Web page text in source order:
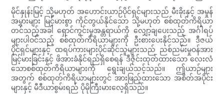
မိုင်နှုန်းမြင့် သို့မဟုတ် အဟောင်းယာဉ်ပိုင်ရှင်များသည် မီးခိုးနှင့် အမှုန်
အမွှားများ မြင့်မားစွာ ကိုင်တွယ်နိုင်သော သို့မဟုတ် စစ်ထုတ်ကိရိယာ
တင်သည့်အခါ ရှောင်ကွင်းမှုအန္တရာယ်ကို လျှော့ချပေးသည့် အင်္ဂါရပ်
များပါဝင်သည့် စစ်ထုတ်ကိရိယာများကို ဦးစားပေးနိုင်သည်။ ဒီဇယ်
ပိုင်ရှင်များနှင့် ထရပ်ကားများပိုင်ဆိုင်သူများသည် ညစ်ညမ်းမှုဝန်အား
မြင့်မားခြင်းနှင့် ဖိအားခံနိုင်ရည်ရှိစေရန် ဒီဇိုင်းထုတ်ထားသော လေးလံ
သောစစ်ထုတ်ကိရိယာများကို ရွေးချယ်သင့်သည်။ ဤယာဉ်များ
အတွက် စစ်ထုတ်ကိရိယာများတွင် အားဖြည့်ထားသော အစိတ်အပိုင်း
များနှင့် မီဒီယာစွမ်းရည် ပိုမိုကြီးမားလေ့ရှိသည်။